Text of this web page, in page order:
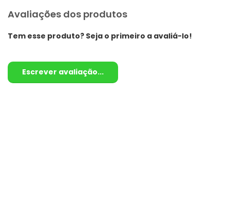
Avaliações dos produtos
Tem esse produto? Seja o primeiro a avaliá-lo!
Escrever avaliação...